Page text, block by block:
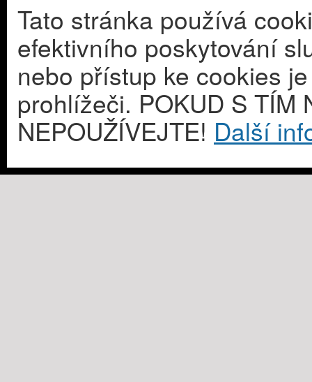
Tato stránka používá
efektivního poskytování
nebo přístup ke cookies
prohlížeči. POKUD S TÍM
NEPOUŽÍVEJTE! Další